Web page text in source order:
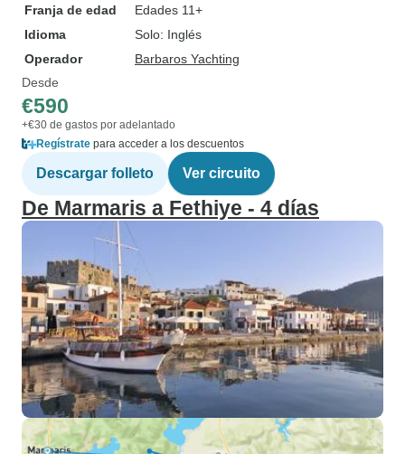
Franja de edad
Edades 11+
Idioma
Solo: Inglés
Operador
Barbaros Yachting
Desde
€590
+€30 de gastos por adelantado
Regístrate para acceder a los descuentos
Descargar folleto Ver circuito
De Marmaris a Fethiye - 4 días